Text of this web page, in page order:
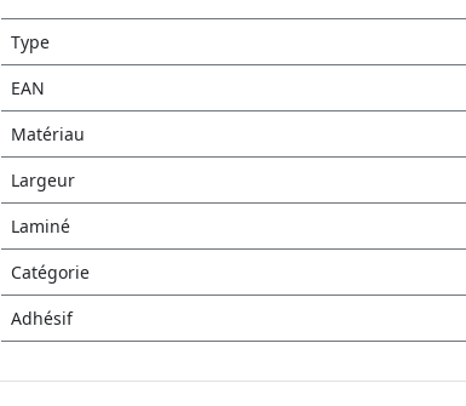
Type
EAN
Matériau
Largeur
Laminé
Catégorie
Adhésif